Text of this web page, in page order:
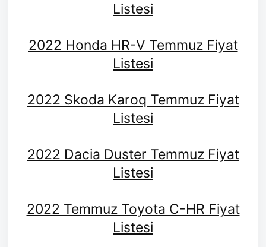
Listesi
2022 Honda HR-V Temmuz Fiyat
Listesi
2022 Skoda Karoq Temmuz Fiyat
Listesi
2022 Dacia Duster Temmuz Fiyat
Listesi
2022 Temmuz Toyota C-HR Fiyat
Listesi